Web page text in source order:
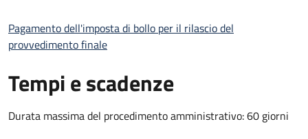
Pagamento dell'imposta di bollo per il rilascio del
provvedimento finale
Tempi e scadenze
Durata massima del procedimento amministrativo: 60 giorni